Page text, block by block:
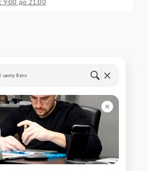
9:00 до 21:00
центр Beko